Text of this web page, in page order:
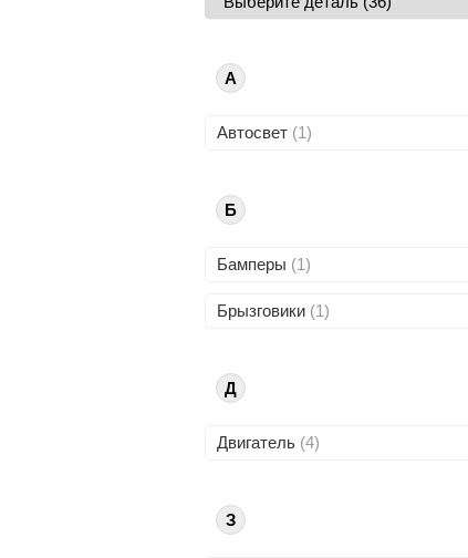
А
Автосвет (1)
Б
Бамперы (1)
Брызговики (1)
Д
Двигатель (4)
З